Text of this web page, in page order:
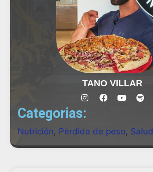
TANO VILLAR
Categorias:
Nutrición, Pérdida de peso, Salud